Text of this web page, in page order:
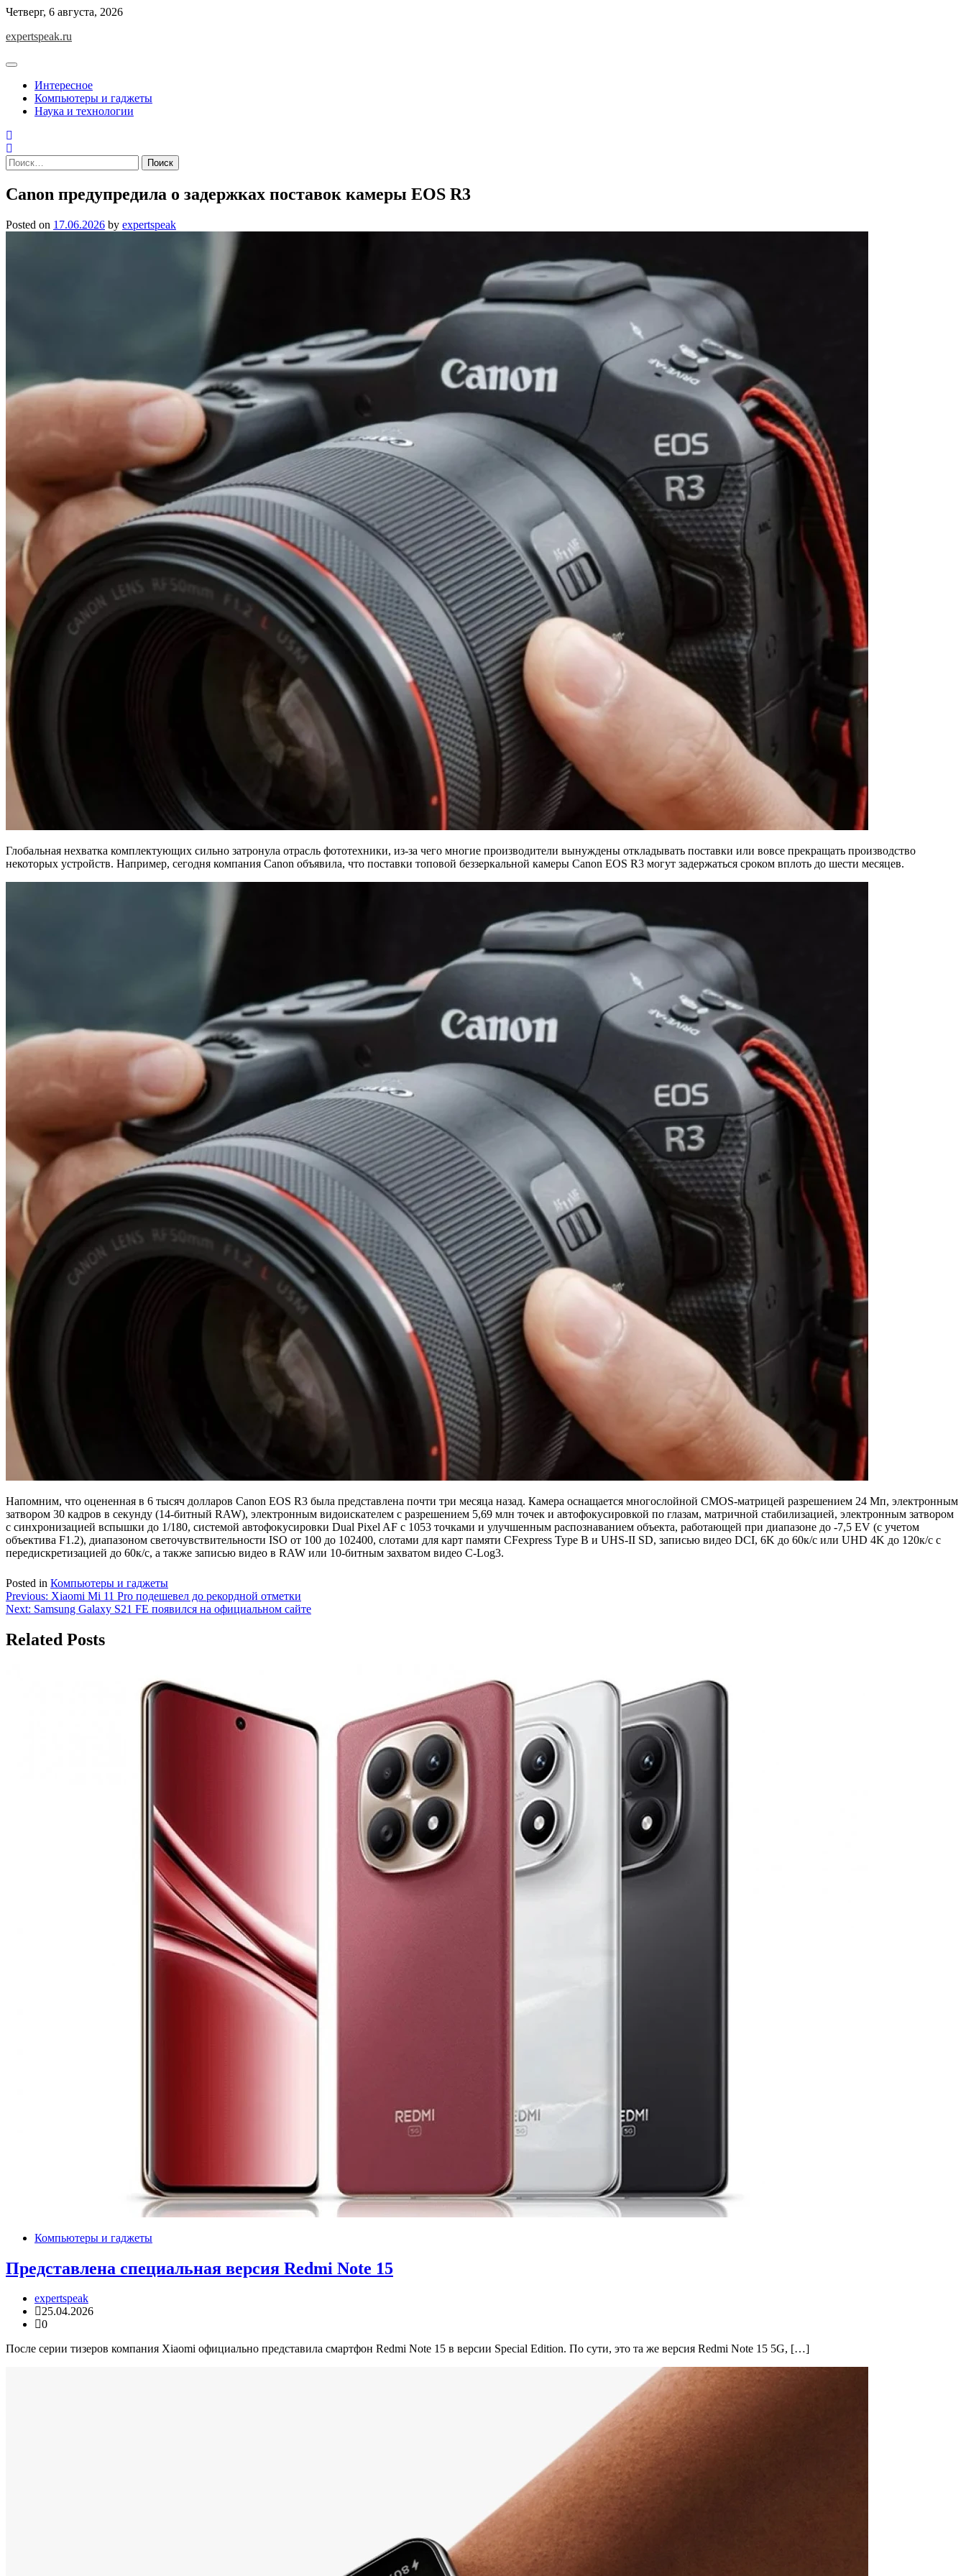
Skip
content
Четверг, 6 августа, 2026
expertspeak.ru
Интересное
Компьютеры и гаджеты
Наука и технологии
Найти:
Canon предупредила о задержках поставок камеры EOS R3
Posted on 17.06.2026 by expertspeak
Глобальная нехватка комплектующих сильно затронула отрасль фототехники, из-за чего многие производители вынуждены откладывать поставки или вовсе прекращать производство
некоторых устройств. Например, сегодня компания Canon объявила, что поставки топовой беззеркальной камеры Canon EOS R3 могут задержаться сроком вплоть до шести месяцев.
Напомним, что оцененная в 6 тысяч долларов Canon EOS R3 была представлена почти три месяца назад. Камера оснащается многослойной CMOS-матрицей разрешением 24 Мп, электронным
затвором 30 кадров в секунду (14-битный RAW), электронным видоискателем с разрешением 5,69 млн точек и автофокусировкой по глазам, матричной стабилизацией, электронным затвором
с синхронизацией вспышки до 1/180, системой автофокусировки Dual Pixel AF с 1053 точками и улучшенным распознаванием объекта, работающей при диапазоне до -7,5 EV (с учетом
объектива F1.2), диапазоном светочувствительности ISO от 100 до 102400, слотами для карт памяти CFexpress Type B и UHS-II SD, записью видео DCI, 6K до 60к/с или UHD 4K до 120к/с с
передискретизацией до 60к/с, а также записью видео в RAW или 10-битным захватом видео C-Log3.
Posted in Компьютеры и гаджеты
Навигация
по
записям
Previous: Xiaomi Mi 11 Pro подешевел до рекордной отметки
Next: Samsung Galaxy S21 FE появился на официальном сайте
Related Posts
Компьютеры и гаджеты
Представлена специальная версия Redmi Note 15
expertspeak
25.04.2026
0
После серии тизеров компания Xiaomi официально представила смартфон Redmi Note 15 в версии Special Edition. По сути, это та же версия Redmi Note 15 5G, […]